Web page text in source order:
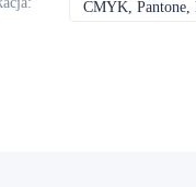
CMYK, Pantone,